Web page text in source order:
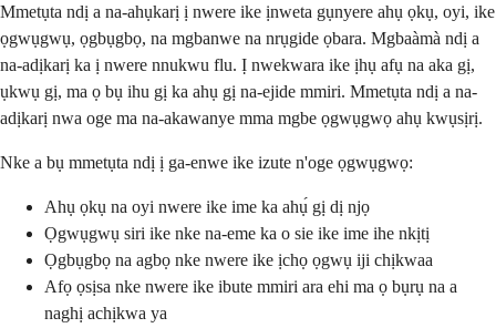
Mmetụta ndị a na-ahụkarị ị nwere ike ịnweta gụnyere ahụ ọkụ, oyi, ike
ọgwụgwụ, ọgbụgbọ, na mgbanwe na nrụgide ọbara. Mgbaàmà ndị a
na-adịkarị ka ị nwere nnukwu flu. Ị nwekwara ike ịhụ afụ na aka gị,
ụkwụ gị, ma ọ bụ ihu gị ka ahụ gị na-ejide mmiri. Mmetụta ndị a na-
adịkarị nwa oge ma na-akawanye mma mgbe ọgwụgwọ ahụ kwụsịrị.
Nke a bụ mmetụta ndị ị ga-enwe ike izute n'oge ọgwụgwọ:
Ahụ ọkụ na oyi nwere ike ime ka ahụ́ gị dị njọ
Ọgwụgwụ siri ike nke na-eme ka o sie ike ime ihe nkịtị
Ọgbụgbọ na agbọ nke nwere ike ịchọ ọgwụ iji chịkwaa
Afọ ọsịsa nke nwere ike ibute mmiri ara ehi ma ọ bụrụ na a
naghị achịkwa ya